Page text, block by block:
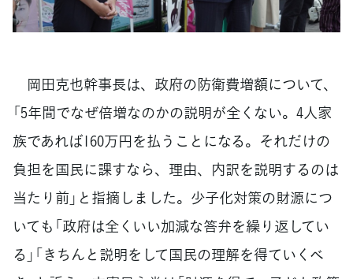
岡田克也幹事長は、政府の防衛費増額について、
「5年間でなぜ倍増なのかの説明が全くない。4人家
族であれば160万円を払うことになる。それだけの
負担を国民に課すなら、理由、内訳を説明するのは
当たり前」と指摘しました。少子化対策の財源につ
いても「政府は全くいい加減な答弁を繰り返してい
る」「きちんと説明をして国民の理解を得ていくべ